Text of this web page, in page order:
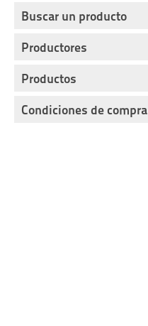
Buscar un producto
Productores
Productos
Condiciones de compra